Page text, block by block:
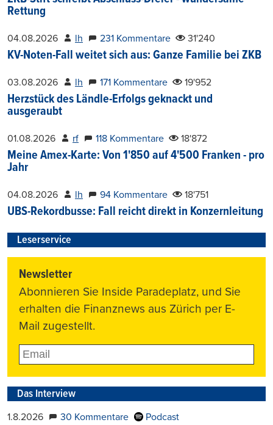
Rettung
04.08.2026 lh 231 Kommentare 31'240
KV-Noten-Fall weitet sich aus: Ganze Familie bei ZKB
03.08.2026 lh 171 Kommentare 19'952
Herzstück des Ländle-Erfolgs geknackt und
ausgeraubt
01.08.2026 rf 118 Kommentare 18'872
Meine Amex-Karte: Von 1'850 auf 4'500 Franken - pro
Jahr
04.08.2026 lh 94 Kommentare 18'751
UBS-Rekordbusse: Fall reicht direkt in Konzernleitung
Leserservice
Newsletter
Abonnieren Sie Inside Paradeplatz, und Sie
erhalten die Finanznews aus Zürich per E-
Mail zugestellt.
Das Interview
1.8.2026 30 Kommentare Podcast